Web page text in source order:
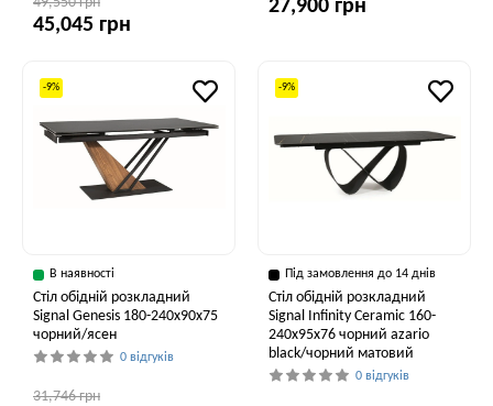
45,045 грн
27,900 грн
-9%
В наявності
Стіл обідній розкладний
Signal Genesis 180-240x90x75
чорний/ясен
0 відгуків
31,746 грн
-9%
Під замовлення до 14 днів
Стіл обідній розкладний
Signal Infinity Ceramic 160-
240x95x76 чорний azario
black/чорний матовий
0 відгуків